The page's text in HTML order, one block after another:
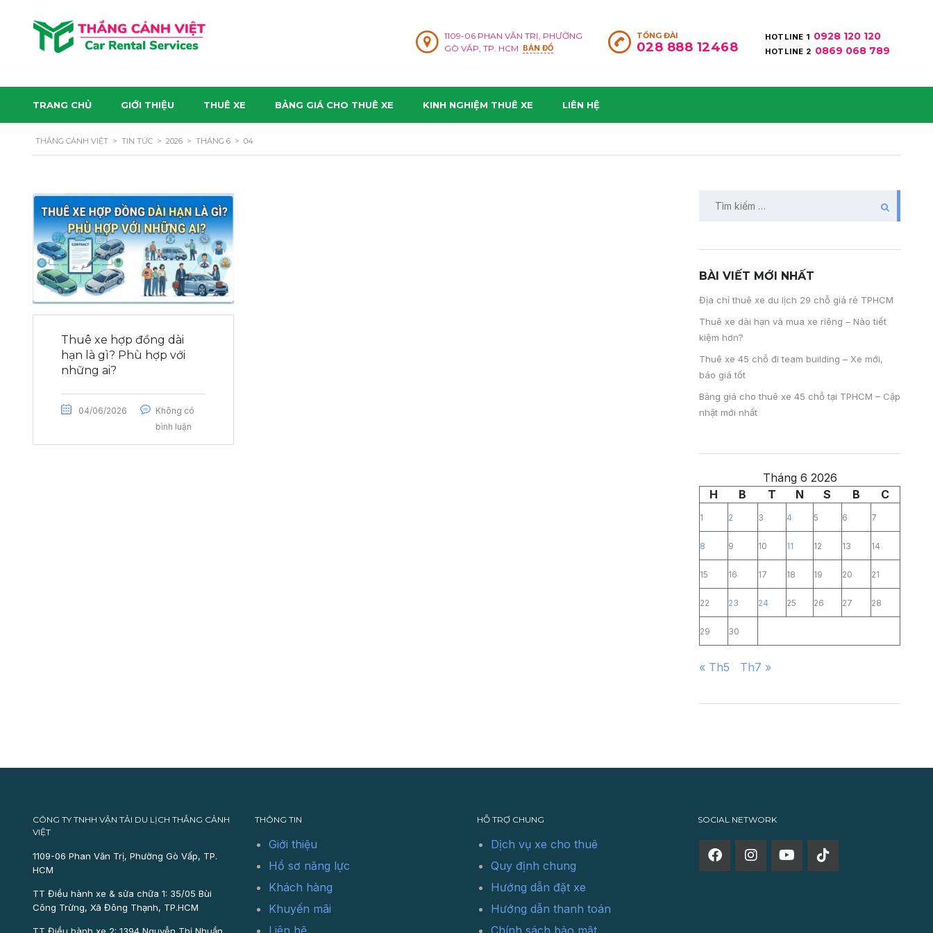
HOTLINE 1 0928 120 120
HOTLINE 2 0869 068 789
TỔNG ĐÀI
028 888 12468
1109-06 PHAN VĂN TRỊ, PHƯỜNG
GÒ VẤP, TP. HCM BẢN ĐỒ
TRANG CHỦ GIỚI THIỆU THUÊ XE BẢNG GIÁ CHO THUÊ XE KINH NGHIỆM THUÊ XE LIÊN HỆ
THẮNG CẢNH VIỆT > TIN TỨC > 2026 > THÁNG 6 > 04
Thuê xe hợp đồng dài
hạn là gì? Phù hợp với
những ai?
04/06/2026
Không có
bình luận
BÀI VIẾT MỚI NHẤT
Địa chỉ thuê xe du lịch 29 chỗ giá rẻ TPHCM
Thuê xe dài hạn và mua xe riêng – Nào tiết
kiệm hơn?
Thuê xe 45 chỗ đi team building – Xe mới,
báo giá tốt
Bảng giá cho thuê xe 45 chỗ tại TPHCM – Cập
nhật mới nhất
Tháng 6 2026
H
B T N S B C
1 2 3 4 5 6 7
8 9 10 11 12 13 14
15 16 17 18 19 20 21
22 23 24 25 26 27 28
29 30
« Th5 Th7 »
CÔNG TY TNHH VẬN TẢI DU LỊCH THẮNG CẢNH
VIỆT
1109-06 Phan Văn Trị, Phường Gò Vấp, TP.
HCM
TT Điều hành xe & sửa chữa 1: 35/05 Bùi
Công Trừng, Xã Đông Thạnh, TP.HCM
THÔNG TIN
Giới thiệu
Hồ sơ năng lực
Khách hàng
Khuyến mãi
Liên hệ
HỖ TRỢ CHUNG
Dịch vụ xe cho thuê
Quy định chung
Hướng dẫn đặt xe
Hướng dẫn thanh toán
Chính sách bảo mật
SOCIAL NETWORK